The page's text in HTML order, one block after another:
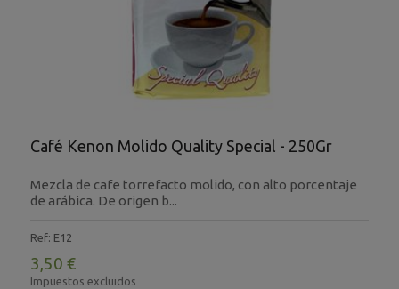
Café Kenon Molido Quality Special - 250Gr
Mezcla de cafe torrefacto molido, con alto porcentaje
de arábica. De origen b...
Ref: E12
3,50 €
Impuestos excluidos